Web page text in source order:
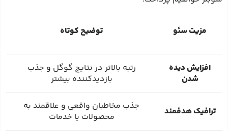
مزیت سئو توضیح کوتاه
افزایش دیده
شدن
رتبه بالاتر در نتایج گوگل و جذب
بازدیدکننده بیشتر
ترافیک هدفمند
جذب مخاطبان واقعی و علاقمند به
محصولات یا خدمات